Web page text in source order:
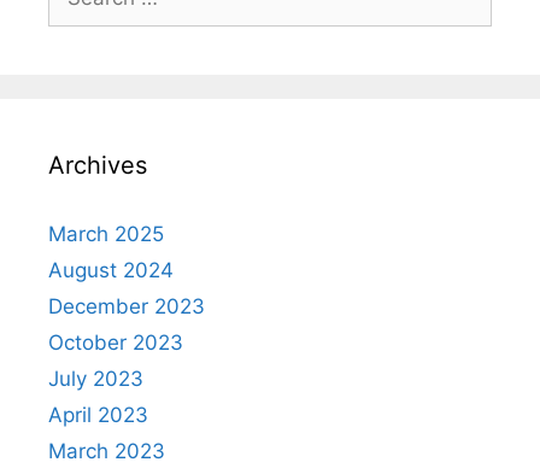
for:
Archives
March 2025
August 2024
December 2023
October 2023
July 2023
April 2023
March 2023